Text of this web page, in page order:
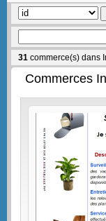
31 commerce(s) dans
Commerces